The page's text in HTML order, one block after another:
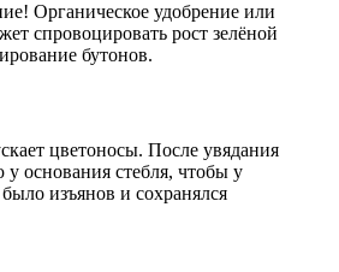
Органическое удобрение или
спровоцировать рост зелёной
бутонов.
цветоносы. После увядания
основания стебля, чтобы у
изъянов и сохранялся